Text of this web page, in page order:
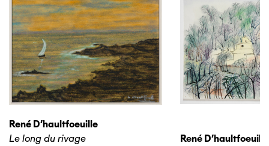
René D'haultfoeuille
Le long du rivage
René D'haultfoeuille